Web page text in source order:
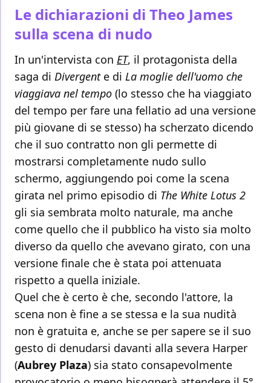
Le dichiarazioni di Theo James
sulla scena di nudo
In un'intervista con ET, il protagonista della
saga di Divergent e di La moglie dell'uomo che
viaggiava nel tempo (lo stesso che ha viaggiato
del tempo per fare una fellatio ad una versione
più giovane di se stesso) ha scherzato dicendo
che il suo contratto non gli permette di
mostrarsi completamente nudo sullo
schermo, aggiungendo poi come la scena
girata nel primo episodio di The White Lotus 2
gli sia sembrata molto naturale, ma anche
come quello che il pubblico ha visto sia molto
diverso da quello che avevano girato, con una
versione finale che è stata poi attenuata
rispetto a quella iniziale.
Quel che è certo è che, secondo l'attore, la
scena non è fine a se stessa e la sua nudità
non è gratuita e, anche se per sapere se il suo
gesto di denudarsi davanti alla severa Harper
(Aubrey Plaza) sia stato consapevolmente